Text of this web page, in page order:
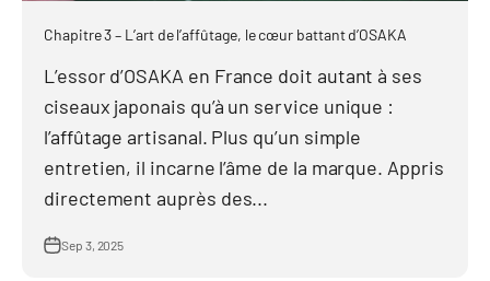
Chapitre 3 – L’art de l’affûtage, le cœur battant d’OSAKA
L’essor d’OSAKA en France doit autant à ses
ciseaux japonais qu’à un service unique :
l’affûtage artisanal. Plus qu’un simple
entretien, il incarne l’âme de la marque. Appris
directement auprès des...
Sep 3, 2025